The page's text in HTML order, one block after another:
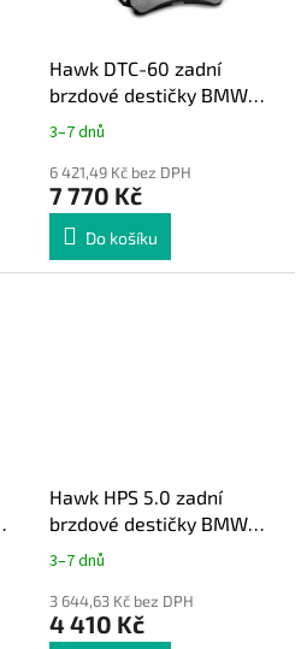
Hawk DTC-60 zadní
brzdové destičky BMW
řady 1, 2, 3, 4, gen. F s M
3–7 dnů
6 421,49 Kč bez DPH
7 770 Kč
Do košíku
Hawk HPS 5.0 zadní
brzdové destičky BMW
řady 1, 2, 3, 4, gen. F s M
3–7 dnů
3 644,63 Kč bez DPH
4 410 Kč